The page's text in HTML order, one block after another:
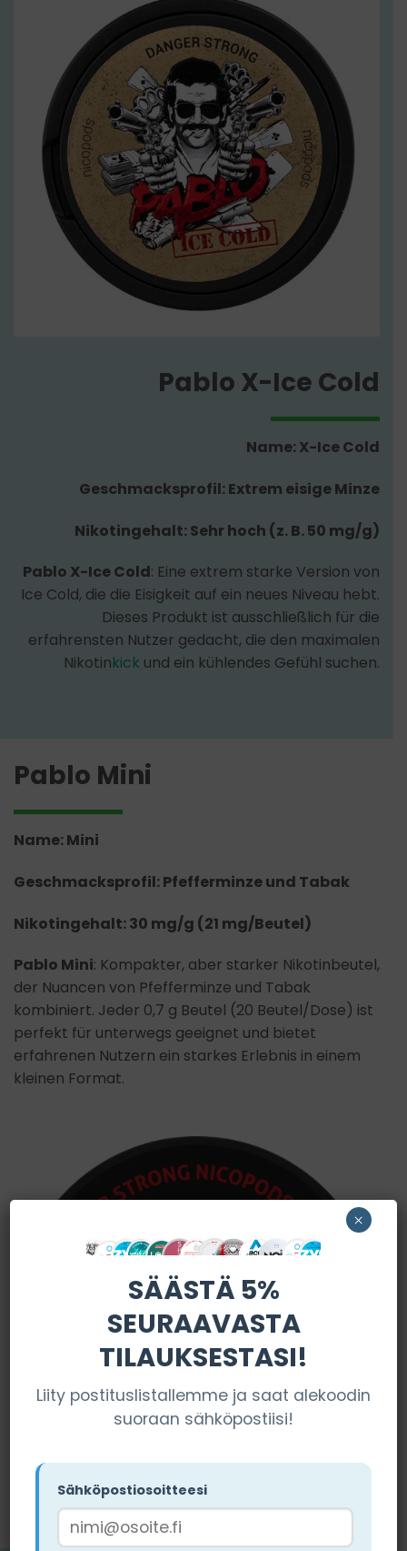
Pablo X-Ice Cold
Name: X-Ice Cold
Geschmacksprofil: Extrem eisige Minze
Nikotingehalt: Sehr hoch (z. B. 50 mg/g)
Pablo X-Ice Cold: Eine extrem starke Version von
Ice Cold, die die Eisigkeit auf ein neues Niveau hebt.
Dieses Produkt ist ausschließlich für die
erfahrensten Nutzer gedacht, die den maximalen
Nikotinkick und ein kühlendes Gefühl suchen.
Pablo Mini
Name: Mini
Geschmacksprofil: Pfefferminze und Tabak
Nikotingehalt: 30 mg/g (21 mg/Beutel)
Pablo Mini: Kompakter, aber starker Nikotinbeutel,
der Nuancen von Pfefferminze und Tabak
kombiniert. Jeder 0,7 g Beutel (20 Beutel/Dose) ist
perfekt für unterwegs geeignet und bietet
erfahrenen Nutzern ein starkes Erlebnis in einem
kleinen Format.
SÄÄSTÄ 5%
SEURAAVASTA
TILAUKSESTASI!
Liity postituslistallemme ja saat alekoodin
suoraan sähköpostiisi!
Sähköpostiosoitteesi
×